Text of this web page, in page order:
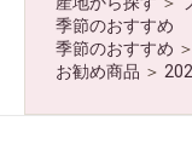
季節のおすすめ
季節のおすすめ ＞
お勧め商品 ＞